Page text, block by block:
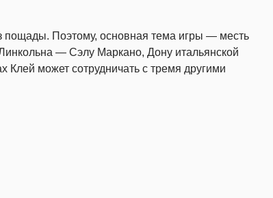
пощады. Поэтому, основная тема игры — месть
— Сэлу Маркано, Дону итальянской
Клей может сотрудничать с тремя другими